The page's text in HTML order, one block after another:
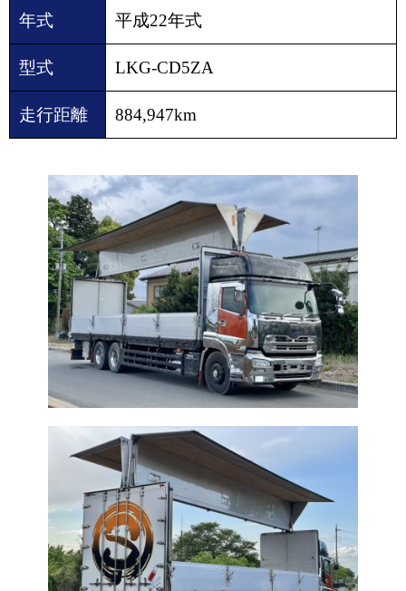
年式 平成22年式
型式 LKG-CD5ZA
走行距離 884,947km